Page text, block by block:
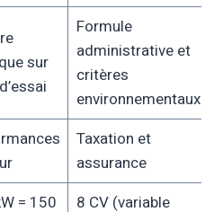
sur
Formule
administrative et
critères
environnementaux
Taxation et
assurance
= 150
8 CV (variable